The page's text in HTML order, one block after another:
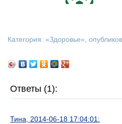
Категория: «Здоровье»,
Ответы (1):
Тина, 2014-06-18 17:04:01: